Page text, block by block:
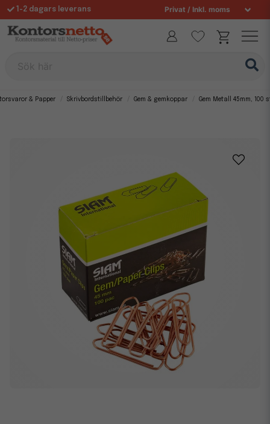
1-2 dagars leverans
Fri frakt över 995 kr
& Papper Skrivbordstillbehör Gem & gemkoppar Gem Metall 45mm, 100